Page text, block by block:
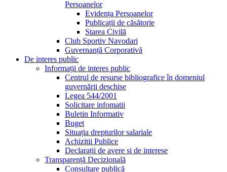
Persoanelor
Evidența Persoanelor
Publicații de căsătorie
Starea Civilă
Club Sportiv Navodari
Guvernanță Corporativă
De interes public
Informații de interes public
Centrul de resurse bibliografice în domeniul
guvernării deschise
Legea 544/2001
Solicitare infomatii
Buletin Informativ
Buget
Situația drepturilor salariale
Achizitii Publice
Declarații de avere si de interese
Transparență Decizională
Consultare publică